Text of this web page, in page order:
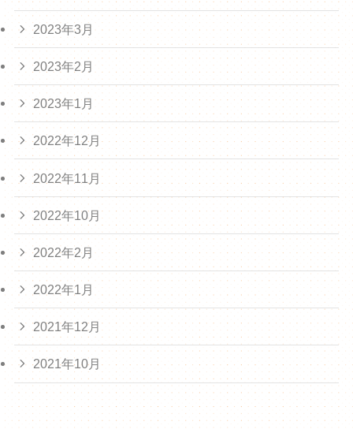
2023年3月
2023年2月
2023年1月
2022年12月
2022年11月
2022年10月
2022年2月
2022年1月
2021年12月
2021年10月